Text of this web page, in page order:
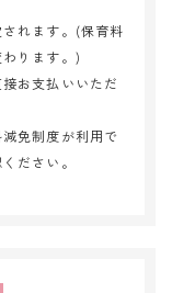
れます。(保育料
ります。)
お支払いいただ
免制度が利用で
ださい。